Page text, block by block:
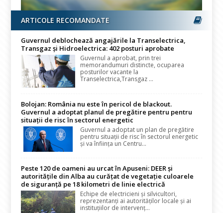
ARTICOLE RECOMANDATE
Guvernul deblochează angajările la Transelectrica,
Transgaz și Hidroelectrica: 402 posturi aprobate
Guvernul a aprobat, prin trei
memorandumuri distincte, ocuparea
posturilor vacante la
Transelectrica,Transgaz ...
Bolojan: România nu este în pericol de blackout.
Guvernul a adoptat planul de pregătire pentru pentru
situații de risc în sectorul energetic
Guvernul a adoptat un plan de pregătire
pentru situații de risc în sectorul energetic
și va înființa un Centru...
Peste 120 de oameni au urcat în Apuseni: DEER și
autoritățile din Alba au curățat de vegetație culoarele
de siguranță pe 18 kilometri de linie electrică
Echipe de electricieni și silvicultori,
reprezentanți ai autorităților locale și ai
instituțiilor de intervenț...